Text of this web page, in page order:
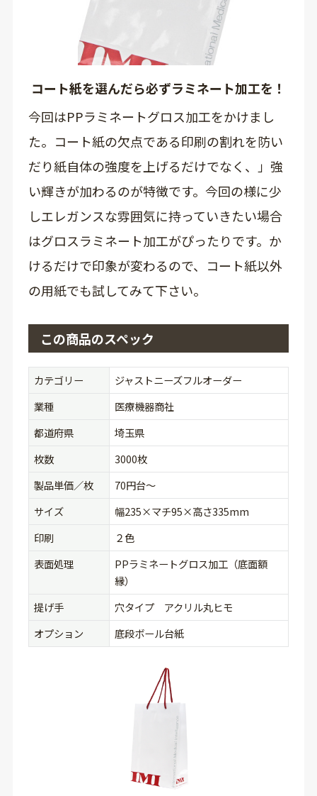
コート紙を選んだら必ずラミネート加工を！
今回はPPラミネートグロス加工をかけまし
た。コート紙の欠点である印刷の割れを防い
だり紙自体の強度を上げるだけでなく、」強
い輝きが加わるのが特徴です。今回の様に少
しエレガンスな雰囲気に持っていきたい場合
はグロスラミネート加工がぴったりです。か
けるだけで印象が変わるので、コート紙以外
の用紙でも試してみて下さい。
この商品のスペック
カテゴリー
ジャストニーズフルオーダー
業種
医療機器商社
都道府県
埼玉県
枚数
3000枚
製品単価／枚
70円台〜
サイズ
幅235×マチ95×高さ335mm
印刷
２色
表面処理
PPラミネートグロス加工（底面額
縁）
提げ手
穴タイプ アクリル丸ヒモ
オプション
底段ボール台紙